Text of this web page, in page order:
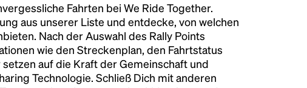
Fahrten bei We Ride Together.
aus unserer Liste und entdecke, von welchen
Nach der Auswahl des Rally Points
wie den Streckenplan, den Fahrtstatus
auf die Kraft der Gemeinschaft und
Technologie. Schließ Dich mit anderen